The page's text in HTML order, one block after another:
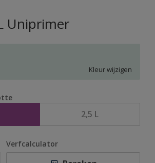
Uniprimer
Kleur wijzigen
2,5 L
Verfcalculator